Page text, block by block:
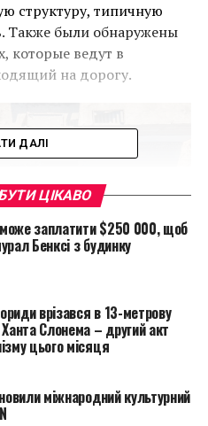
структуру, типичную
Также были обнаружены
которые ведут в
на дорогу.
полевые работы на
к концу, команда
археологов,
ряд пустых
ДАЛІ
ЦІКАВО
заплатити $250 000, щоб
Бенксі з будинку
врізався в 13-метрову
Слонема – другий акт
цього місяця
міжнародний культурний